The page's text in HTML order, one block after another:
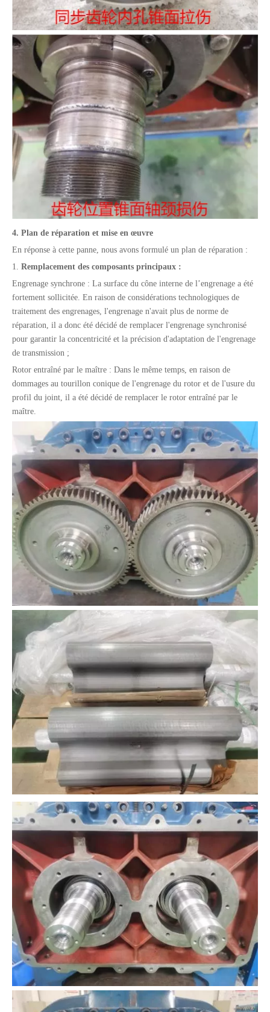
4. Plan de réparation et mise en œuvre
En réponse à cette panne, nous avons formulé un plan de réparation :
1. Remplacement des composants principaux :
Engrenage synchrone : La surface du cône interne de l’engrenage a été
fortement sollicitée. En raison de considérations technologiques de
traitement des engrenages, l'engrenage n'avait plus de norme de
réparation, il a donc été décidé de remplacer l'engrenage synchronisé
pour garantir la concentricité et la précision d'adaptation de l'engrenage
de transmission ;
Rotor entraîné par le maître : Dans le même temps, en raison de
dommages au tourillon conique de l'engrenage du rotor et de l'usure du
profil du joint, il a été décidé de remplacer le rotor entraîné par le
maître.